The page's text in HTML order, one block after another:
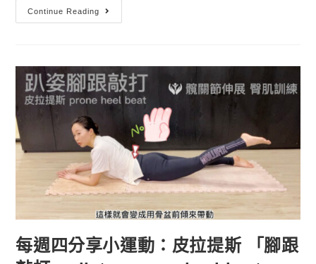
Continue Reading
每週四分享小運動：皮拉提斯 「腳跟